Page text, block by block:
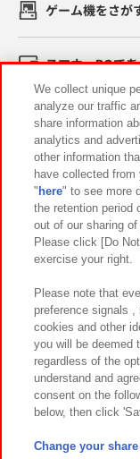
ゲーム機をさが
スマホ・PCで
イベント・キャ
関連会社
プライバシーポリシ
お取引先さ
カスタマーハラスメン
We collect unique
analyze our traffic
share information
analytics and
other information
have collected
" here" to see more
the retention period
out of our sharing
Please click [Do
exercise your right.
Please note that
preference signals
cookies and other
you will be deemed
regardless of the
understand and
consent on the
below, then click
Change your